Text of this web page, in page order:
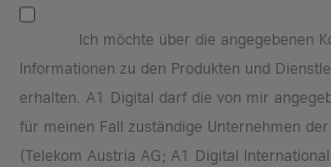
Ich möchte über die angegebenen
Informationen zu den Produkten und
erhalten. A1 Digital darf die von mir
für meinen Fall zuständige Unternehmen
(Telekom Austria AG; A1 Digital